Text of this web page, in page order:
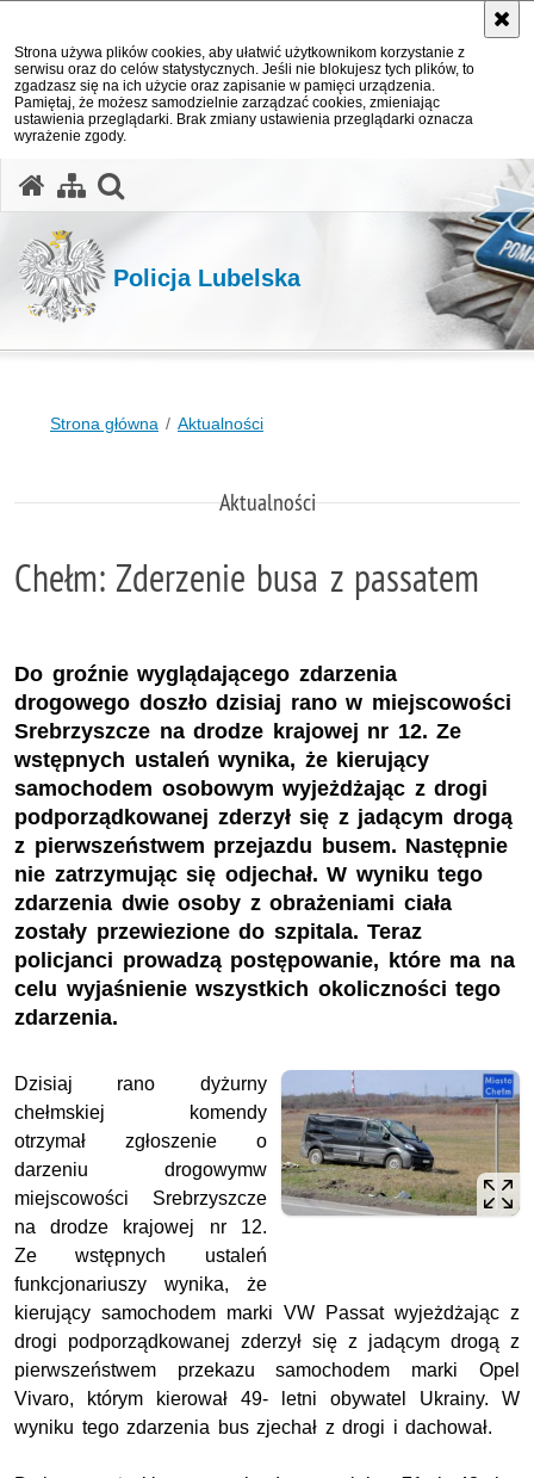
Strona używa plików cookies, aby ułatwić użytkownikom korzystanie z
serwisu oraz do celów statystycznych. Jeśli nie blokujesz tych plików, to
zgadzasz się na ich użycie oraz zapisanie w pamięci urządzenia.
Pamiętaj, że możesz samodzielnie zarządzać cookies, zmieniając
ustawienia przeglądarki. Brak zmiany ustawienia przeglądarki oznacza
wyrażenie zgody.
Policja Lubelska
Strona główna Aktualności
Aktualności
Chełm: Zderzenie busa z passatem
Do groźnie wyglądającego zdarzenia
drogowego doszło dzisiaj rano w miejscowości
Srebrzyszcze na drodze krajowej nr 12. Ze
wstępnych ustaleń wynika, że kierujący
samochodem osobowym wyjeżdżając z drogi
podporządkowanej zderzył się z jadącym drogą
z pierwszeństwem przejazdu busem. Następnie
nie zatrzymując się odjechał. W wyniku tego
zdarzenia dwie osoby z obrażeniami ciała
zostały przewiezione do szpitala. Teraz
policjanci prowadzą postępowanie, które ma na
celu wyjaśnienie wszystkich okoliczności tego
zdarzenia.
Dzisiaj rano dyżurny
chełmskiej komendy
otrzymał zgłoszenie o
darzeniu drogowymw
miejscowości Srebrzyszcze
na drodze krajowej nr 12.
Ze wstępnych ustaleń
funkcjonariuszy wynika, że
kierujący samochodem marki VW Passat wyjeżdżając z
drogi podporządkowanej zderzył się z jadącym drogą z
pierwszeństwem przekazu samochodem marki Opel
Vivaro, którym kierował 49- letni obywatel Ukrainy. W
wyniku tego zdarzenia bus zjechał z drogi i dachował.